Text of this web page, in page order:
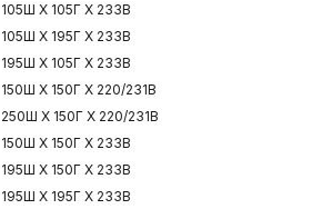
105Ш X 105Г X 233В
105Ш X 195Г X 233В
195Ш X 105Г X 233В
150Ш X 150Г X 220/231В
250Ш X 150Г X 220/231В
150Ш X 150Г X 233В
195Ш X 150Г X 233В
195Ш X 195Г X 233В